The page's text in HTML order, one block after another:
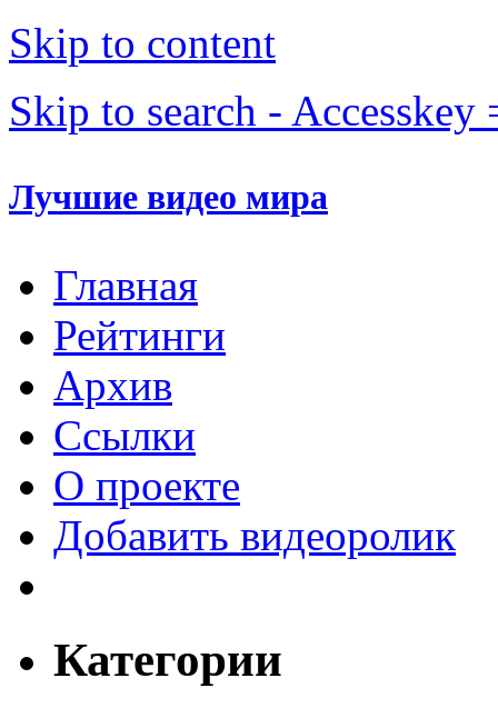
Skip to content
Skip to search - Accesskey
Лучшие видео мира
Главная
Рейтинги
Архив
Ссылки
О проекте
Добавить видеоролик
Категории